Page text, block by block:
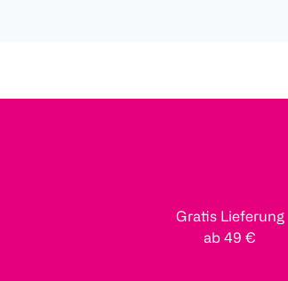
Gratis Lieferung
ab 49 €